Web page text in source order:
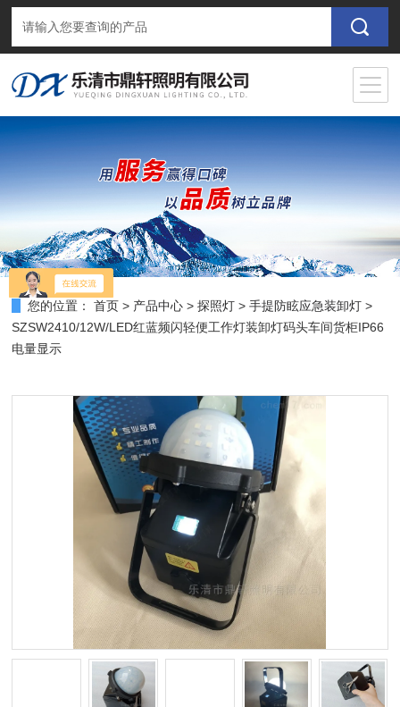
您的位置： 首页 > 产品中心 >探照灯 >手提防眩应急装卸灯 >
SZSW2410/12W/LED红蓝频闪轻便工作灯装卸灯码头车间货柜IP66
电量显示